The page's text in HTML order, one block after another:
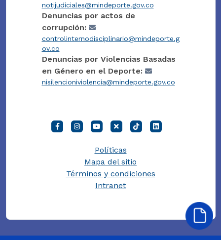
notijudiciales@mindeporte.gov.co
Denuncias por actos de
corrupción:
controlinternodisciplinario@mindeporte.g
ov.co
Denuncias por Violencias Basadas
en Género en el Deporte:
nisilencioniviolencia@mindeporte.gov.co
Políticas
Mapa del sitio
Términos y condiciones
Intranet